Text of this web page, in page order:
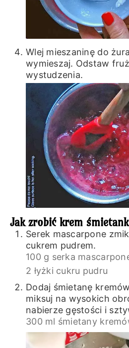
Wlej mieszaninę do
wymieszaj. Odstaw
wystudzenia.
Jak zrobić krem
Serek mascarpone
cukrem pudrem.
100 g serka
2 łyżki cukru pudru
Dodaj śmietanę
miksuj na wysokich
nabierze gęstości i
300 ml śmietany